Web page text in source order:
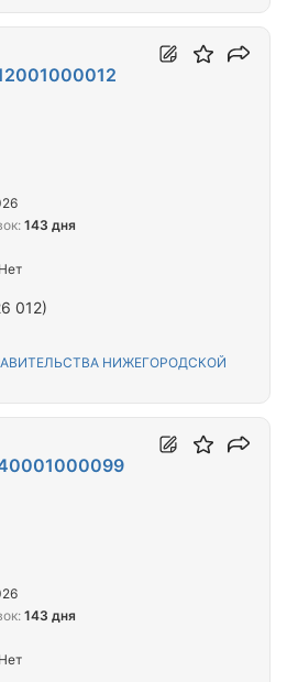
012)
НИЖЕГОРОДСКОЙ
143 дня
Нет
143 дня
Нет